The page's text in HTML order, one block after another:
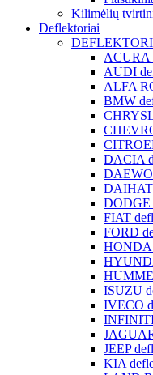
Kilimėlių
Deflektoriai
ACURA
AUDI
ALFA
BMW
DACIA
DODGE
FIAT
FORD
HONDA
ISUZU
IVECO
JEEP
KIA